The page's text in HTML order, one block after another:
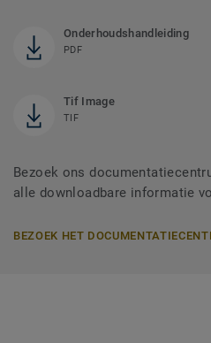
Onderhoudshandleiding
PDF
Tif Image
TIF
Bezoek ons
alle downloadbare informatie
BEZOEK HET